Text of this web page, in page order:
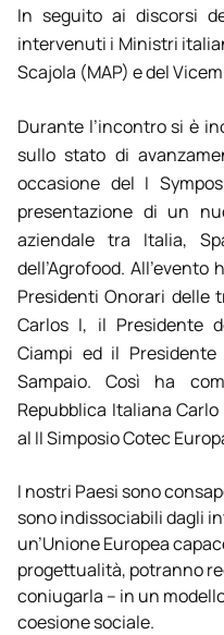
In seguito ai discorsi
intervenuti i Ministri
Scajola (MAP) e del
Durante l’incontro si è
sullo stato di
occasione del I
presentazione di un
aziendale tra Italia,
dell’Agrofood.
Presidenti Onorari delle
Carlos I, il Presidente
Ciampi ed il
Sampaio. Così ha
Repubblica Italiana
al II Simposio Cotec
I nostri Paesi sono
sono indissociabili dagli
un’Unione Europea
progettualità, potranno
coniugarla – in un
coesione sociale.